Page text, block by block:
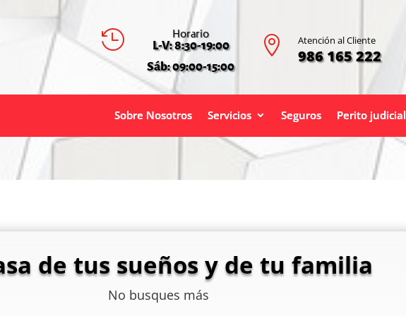
 Horario
L-V: 8:30-19:00
Sáb: 09:00-15:00
 Atención al Cliente
986 165 222
Sobre Nosotros Servicios Seguros Perito judicial
de tus sueños y de tu familia
No busques más